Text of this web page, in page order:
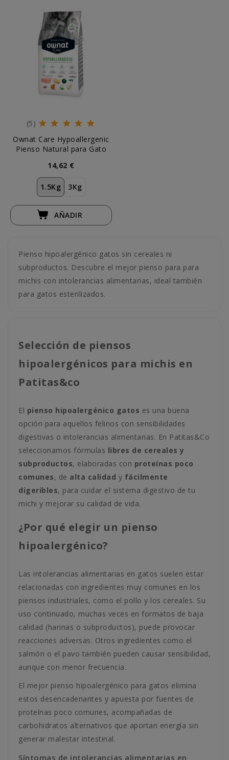
(5)
Ownat Care Hypoallergenic
Pienso Natural para Gato
14,62 €
1.5Kg 3Kg
AÑADIR
Pienso hipoalergénico gatos sin cereales ni
subproductos. Descubre el mejor pienso para para
michis con intolerancias alimentarias, ideal también
para gatos esterilizados.
Selección de piensos
hipoalergénicos para michis en
Patitas&co
El pienso hipoalergénico gatos es una buena
opción para aquellos felinos con sensibilidades
digestivas o intolerancias alimentarias. En Patitas&Co
seleccionamos fórmulas libres de cereales y
subproductos, elaboradas con proteínas poco
comunes, de alta calidad y fácilmente
digeribles, para cuidar el sistema digestivo de tu
michi y mejorar su calidad de vida.
¿Por qué elegir un pienso
hipoalergénico?
Las intolerancias alimentarias en gatos suelen estar
relacionadas con ingredientes muy comunes en los
piensos industriales, como el pollo y los cereales. Su
uso continuado, muchas veces en formatos de baja
calidad (harinas o subproductos), puede provocar
reacciones adversas. Otros ingredientes como el
salmón o el pavo también pueden causar sensibilidad,
aunque con menor frecuencia.
El mejor pienso hipoalergénico para gatos elimina
estos desencadenantes y apuesta por fuentes de
proteínas poco comunes, acompañadas de
carbohidratos alternativos que aportan energía sin
generar malestar intestinal.
Síntomas de intolerancias alimentarias en